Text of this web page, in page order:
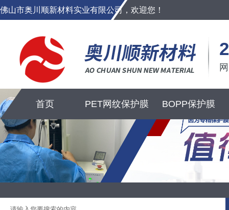
佛山市奥川顺新材料实业有限公司，欢迎您！
首页 PET网纹保护膜 BOPP保护膜